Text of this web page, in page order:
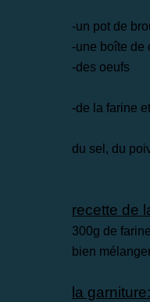
-un pot de
-une boîte de
-des oeufs
-de la farine
du sel, du
recette de
300g de
bien
la garniture: